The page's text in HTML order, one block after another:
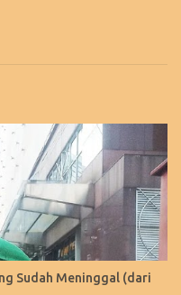
Sudah Meninggal (dari